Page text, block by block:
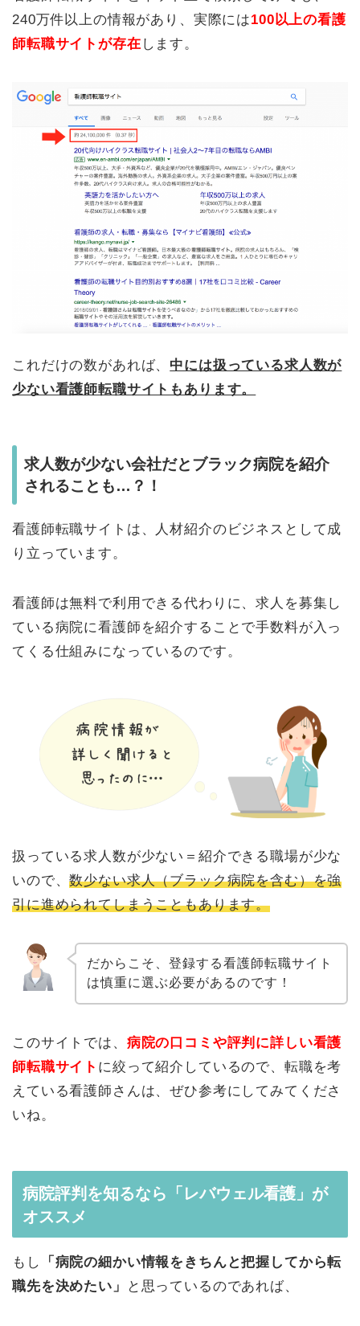
240万件以上の情報があり、実際には100以上の看護
師転職サイトが存在 します。
これだけの数があれば、 中には扱っている求人数が
少ない看護師転職サイトもあります。
求人数が少ない会社だとブラック病院を紹介
されることも…？！
看護師転職サイトは、人材紹介のビジネスとして成
り立っています。
看護師は無料で利用できる代わりに、求人を募集し
ている病院に看護師を紹介することで手数料が入っ
てくる仕組みになっているのです。
扱っている求人数が少ない＝紹介できる職場が少な
いので、数少ない求人（ブラック病院を含む）を強
引に進められてしまうこともあります。
だからこそ、登録する看護師転職サイト
は慎重に選ぶ必要があるのです！
このサイトでは、 病院の口コミや評判に詳しい看護
師転職サイト に絞って紹介しているので、転職を考
えている看護師さんは、ぜひ参考にしてみてくださ
いね。
病院評判を知るなら「レバウェル看護」が
オススメ
もし
「病院の細かい情報をきちんと把握してから転
職先を決めたい」
と思っているのであれば、